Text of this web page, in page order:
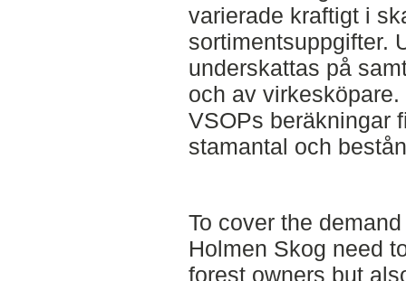
varierade kraftigt i
sortimentsuppgifter.
underskattas på
och av
VSOPs beräkningar
stamantal och
To cover the
Holmen Skog need
forest owners but